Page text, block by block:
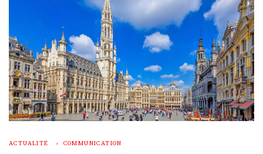
ACTUALITÉ COMMUNICATION